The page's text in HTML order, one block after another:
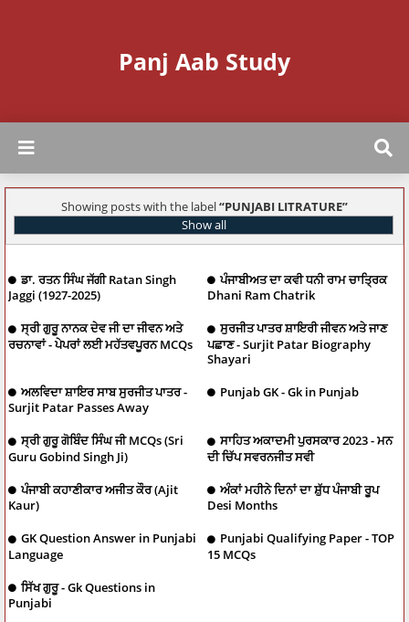
Panj Aab Study
Showing posts with the label PUNJABI LITRATURE
Show all
ਡਾ. ਰਤਨ ਸਿੰਘ ਜੱਗੀ Ratan Singh
Jaggi (1927-2025)
ਪੰਜਾਬੀਅਤ ਦਾ ਕਵੀ ਧਨੀ ਰਾਮ ਚਾਤ੍ਰਿਕ
Dhani Ram Chatrik
ਸ੍ਰੀ ਗੁਰੂ ਨਾਨਕ ਦੇਵ ਜੀ ਦਾ ਜੀਵਨ ਅਤੇ
ਰਚਨਾਵਾਂ - ਪੇਪਰਾਂ ਲਈ ਮਹੱਤਵਪੂਰਨ MCQs
ਸੁਰਜੀਤ ਪਾਤਰ ਸ਼ਾਇਰੀ ਜੀਵਨ ਅਤੇ ਜਾਣ
ਪਛਾਣ - Surjit Patar Biography
Shayari
ਅਲਵਿਦਾ ਸ਼ਾਇਰ ਸਾਬ ਸੁਰਜੀਤ ਪਾਤਰ -
Surjit Patar Passes Away
Punjab GK - Gk in Punjab
ਸ੍ਰੀ ਗੁਰੂ ਗੋਬਿੰਦ ਸਿੰਘ ਜੀ MCQs (Sri
Guru Gobind Singh Ji)
ਸਾਹਿਤ ਅਕਾਦਮੀ ਪੁਰਸਕਾਰ 2023 - ਮਨ
ਦੀ ਚਿੱਪ ਸਵਰਨਜੀਤ ਸਵੀ
ਪੰਜਾਬੀ ਕਹਾਣੀਕਾਰ ਅਜੀਤ ਕੌਰ (Ajit
Kaur)
ਅੰਕਾਂ ਮਹੀਨੇ ਦਿਨਾਂ ਦਾ ਸ਼ੁੱਧ ਪੰਜਾਬੀ ਰੂਪ
Desi Months
GK Question Answer in Punjabi
Language
Punjabi Qualifying Paper - TOP
15 MCQs
ਸਿੱਖ ਗੁਰੂ - Gk Questions in
Punjabi